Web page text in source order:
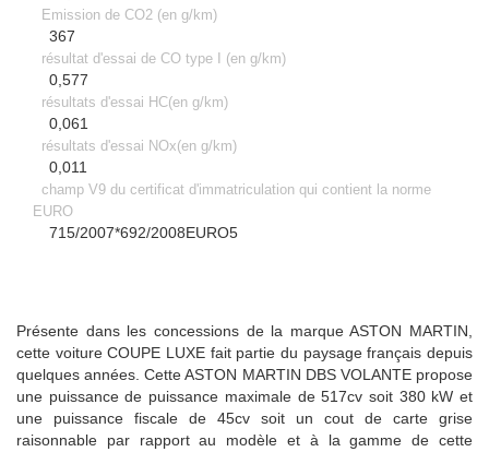
Emission de CO2 (en g/km)
367
résultat d'essai de CO type I (en g/km)
0,577
résultats d'essai HC(en g/km)
0,061
résultats d'essai NOx(en g/km)
0,011
champ V9 du certificat d'immatriculation qui contient la norme
EURO
715/2007*692/2008EURO5
Présente dans les concessions de la marque ASTON MARTIN,
cette voitureCOUPE LUXE fait partie du paysage français depuis
quelques années. Cette ASTON MARTIN DBS VOLANTE propose
une puissance de puissance maximale de 517cv soit 380 kW et
une puissance fiscale de 45cv soit un cout de carte grise
raisonnable par rapport au modèle et à la gamme de cette